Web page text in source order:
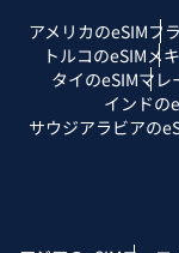
アメリカのeSIMフ
トルコのeSIMメ
タイのeSIMマレ
インドの
サウジアラビアの